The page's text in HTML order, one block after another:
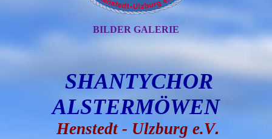
BILDER GALERIE
SHANTYCHOR
ALSTERMÖWEN
Henstedt - Ulzburg e.V.